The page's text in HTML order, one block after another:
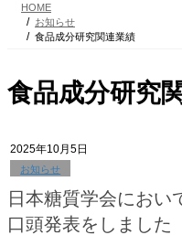
HOME
お知らせ
食品成分研究関連業績
食品成分研究
2025年10月5日
お知らせ
日本糖質学会におい
口頭発表をしました